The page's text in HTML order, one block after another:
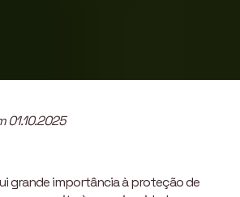
01.10.2025
grande importância à proteção de